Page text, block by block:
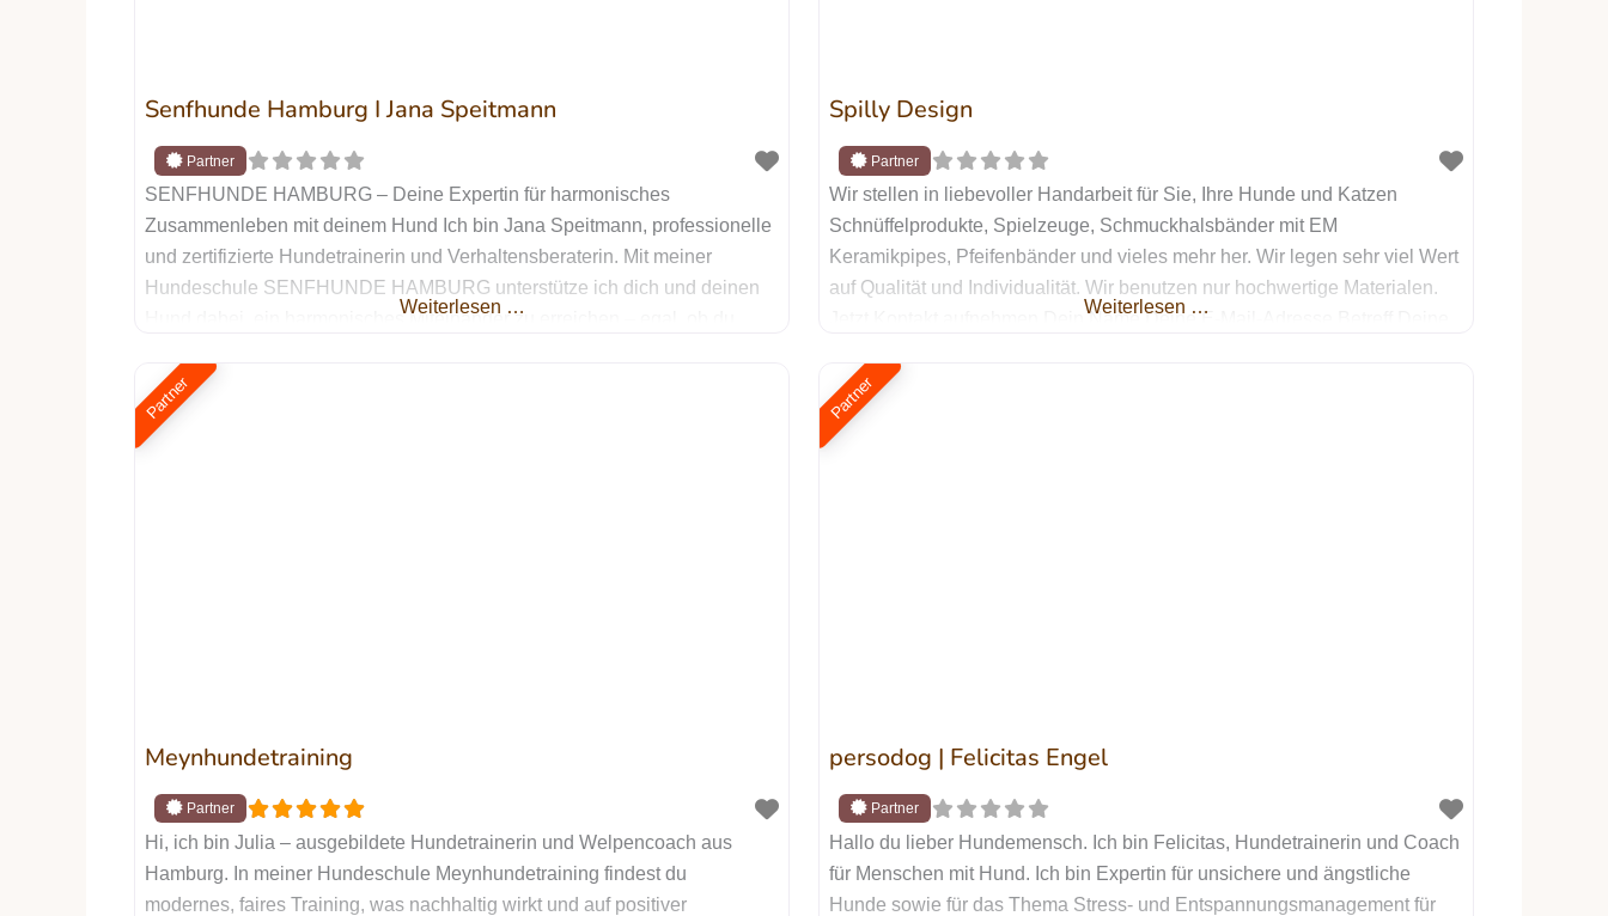
Senfhunde Hamburg I Jana Speitmann
SENFHUNDE HAMBURG – Deine Expertin für harmonisches
Zusammenleben mit deinem Hund Ich bin Jana Speitmann, professionelle
und zertifizierte Hundetrainerin und Verhaltensberaterin. Mit meiner
Hundeschule SENFHUNDE HAMBURG unterstütze ich dich und deinen
Hund dabei, ein harmonisches Miteinander zu erreichen – egal, ob du
brauchst oder einfach das Beste für deinen treuen Begleiter möchtest.
Mein Training
Weiterlesen …
Spilly Design
Wir stellen in liebevoller Handarbeit für Sie, Ihre Hunde und Katzen
Schnüffelprodukte, Spielzeuge, Schmuckhalsbänder mit EM
Keramikpipes, Pfeifenbänder und vieles mehr her. Wir legen sehr viel Wert
auf Qualität und Individualität. Wir benutzen nur hochwertige Materialen.
Jetzt Kontakt aufnehmen Dein Name Deine E-Mail-Adresse Betreff Deine
angegebenen Daten zur Bearbeitung
Weiterlesen …
Partner
Meynhundetraining
Hi, ich bin Julia – ausgebildete Hundetrainerin und Welpencoach aus
Hamburg. In meiner Hundeschule Meynhundetraining findest du
modernes, faires Training, was nachhaltig wirkt und auf positiver
Partner
persodog | Felicitas Engel
Hallo du lieber Hundemensch. Ich bin Felicitas, Hundetrainerin und Coach
für Menschen mit Hund. Ich bin Expertin für unsichere und ängstliche
Hunde sowie für das Thema Stress- und Entspannungsmanagement für